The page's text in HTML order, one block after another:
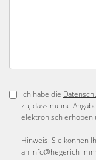
Ich habe die
zu, dass meine
elektronisch erhoben
Hinweis: Sie können
an info@hegerich-